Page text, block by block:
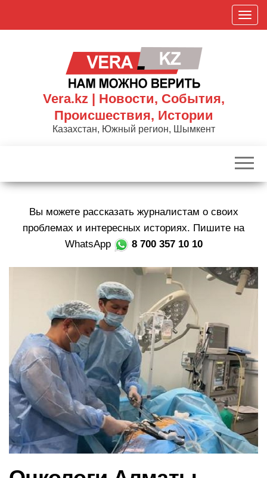
П
о
к
р
в
и
ю
Vera.kz | Новости, События,
Происшествия, Истории
Казахстан, Южный регион, Шымкент
Вы можете рассказать журналистам о своих
проблемах и интересных историях. Пишите на
WhatsApp
8 700 357 10 10